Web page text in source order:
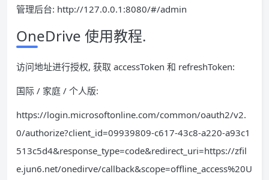
管理后台: http://127.0.0.1:8080/#/admin
OneDrive 使用教程.
访问地址进行授权, 获取 accessToken 和 refreshToken:
国际 / 家庭 / 个人版:
https://login.microsoftonline.com/common/oauth2/v2.
0/authorize?client_id=09939809-c617-43c8-a220-a93c1
513c5d4&response_type=code&redirect_uri=https://zfil
e.jun6.net/onedirve/callback&scope=offline_access%20U